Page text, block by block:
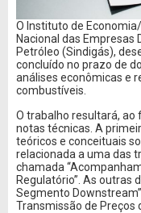
O Instituto de
Nacional das Empresas
Petróleo (Sindigás),
concluído no prazo de
análises econômicas e
combustíveis.
O trabalho resultará, ao
notas técnicas. A
teóricos e conceituais
relacionada a uma das
chamada
Regulatório”. As outras
Segmento
Transmissão de Preços